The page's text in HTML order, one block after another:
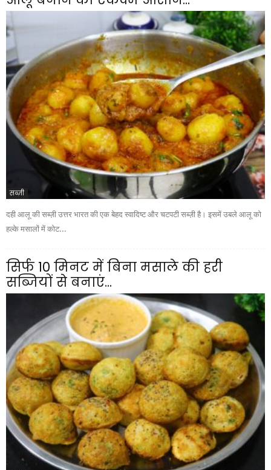
सब्ज़ी
दही आलू की सब्ज़ी उत्तर भारत की एक बेहद स्वादिष्ट और चटपटी सब्ज़ी है। इसमें उबले आलू को
हल्के मसालों में कोट...
सिर्फ 10 मिनट में बिना मसाले की हरी
सब्जियों से बनाएं...